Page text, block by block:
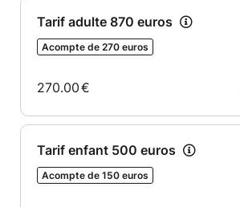
Tarif adulte 870 euros
Acompte de 270 euros
270.00€
Tarif enfant 500 euros
Acompte de 150 euros